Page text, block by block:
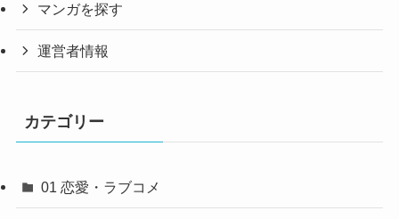
マンガを探す
運営者情報
カテゴリー
01 恋愛・ラブコメ